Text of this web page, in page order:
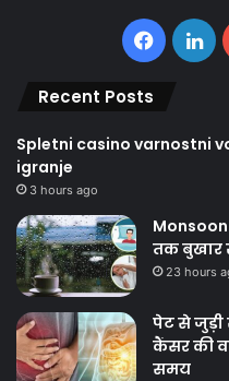
Recent Posts
Spletni casino varnostni
igranje
3 hours ago
तक बुखार
23 hours
पेट से
कैंसर की
समय